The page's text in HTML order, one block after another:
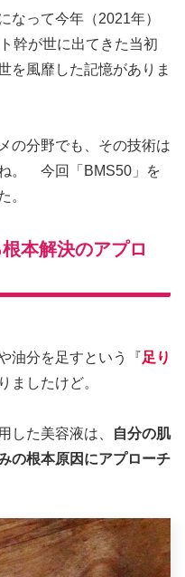
なって今年（2021年）
幹が世に出てきた当初
を風靡した記憶がありま
の分野でも、その技術は
。 今回「BMS50」を
。
本解決のアプロ
油分を足すという『足り
ましたけど。
した美容液は、
自分の肌
の根本原因にアプローチ